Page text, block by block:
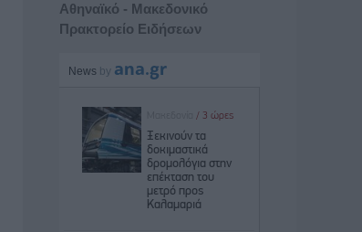
Αθηναϊκό - Μακεδονικό
Πρακτορείο Ειδήσεων